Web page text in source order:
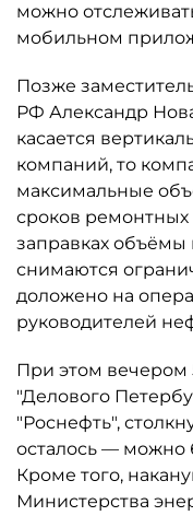
можно
мобильном
Позже
РФ Александр
касается
компаний, то
максимальные
сроков ремонтных
заправках объёмы
снимаются
доложено на
руководителей
При этом вечером
"Делового
"Роснефть",
осталось ­— можно
Кроме того,
Министерства